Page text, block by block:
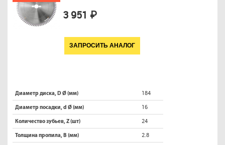
3 951 ₽
ЗАПРОСИТЬ АНАЛОГ
Диаметр диска, D Ø (мм) 184
Диаметр посадки, d Ø (мм) 16
Количество зубьев, Z (шт) 24
Толщина пропила, B (мм) 2.8